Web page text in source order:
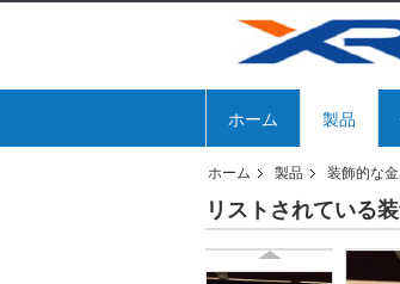
ホーム 製品
ホーム 製品 装飾的な
リストされている